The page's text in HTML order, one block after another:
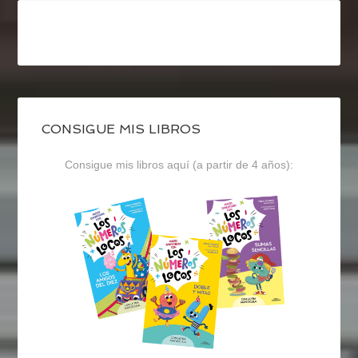
CONSIGUE MIS LIBROS
Consigue mis libros aquí (a partir de 4 años):